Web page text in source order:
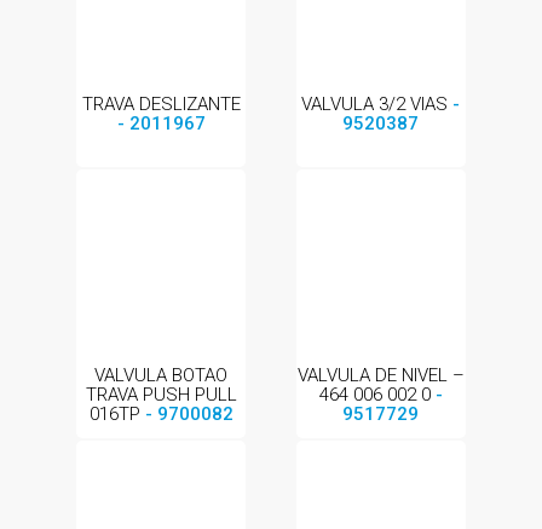
TRAVA DESLIZANTE
- 2011967
VALVULA 3/2 VIAS -
9520387
VALVULA BOTAO
TRAVA PUSH PULL
016TP - 9700082
VALVULA DE NIVEL –
464 006 002 0 -
9517729